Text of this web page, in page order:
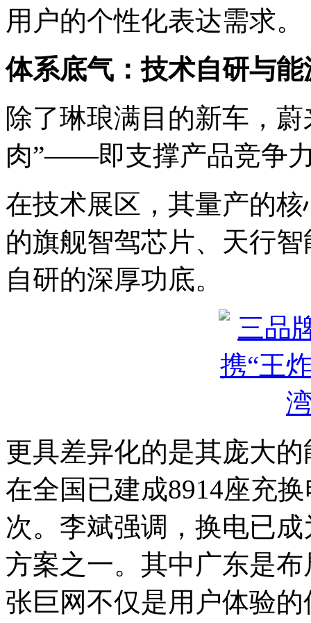
用户的个性化表达需求。
体系底气：技术自研与
除了琳琅满目的新车，
肉”——即支撑产品竞争
在技术展区，其量产的
的旗舰智驾芯片、天行
自研的深厚功底。
更具差异化的是其庞大
在全国已建成8914座充
次。李斌强调，换电已成
方案之一。其中广东是
张巨网不仅是用户体验